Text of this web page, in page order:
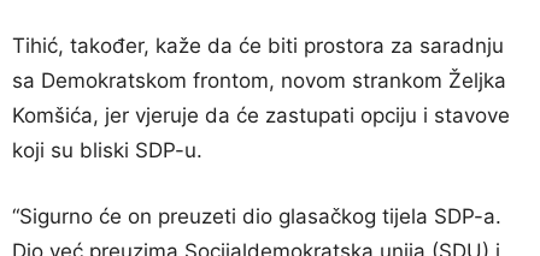
Tihić, također, kaže da će biti prostora za saradnju
sa Demokratskom frontom, novom strankom Željka
Komšića, jer vjeruje da će zastupati opciju i stavove
koji su bliski SDP-u.
“Sigurno će on preuzeti dio glasačkog tijela SDP-a.
Dio već preuzima Socijaldemokratska unija (SDU) i